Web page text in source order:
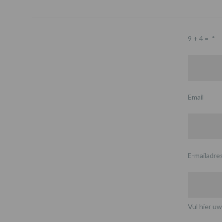
9 + 4 = *
Email
E-
Vul hier